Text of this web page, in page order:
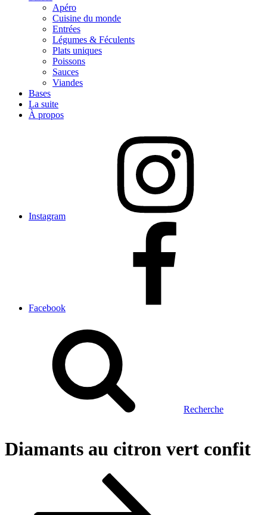
Apéro
Cuisine du monde
Entrées
Légumes & Féculents
Plats uniques
Poissons
Sauces
Viandes
Bases
La suite
À propos
Instagram
Facebook
Recherche
Diamants au citron vert confit